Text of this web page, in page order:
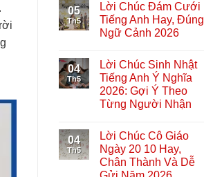
05
Th5
Lời Chúc Đám Cưới
Tiếng Anh Hay, Đúng
Ngữ Cảnh 2026
04
Th5
Lời Chúc Sinh Nhật
Tiếng Anh Ý Nghĩa
2026: Gợi Ý Theo
Từng Người Nhận
04
Th5
Lời Chúc Cô Giáo
Ngày 20 10 Hay,
Chân Thành Và Dễ